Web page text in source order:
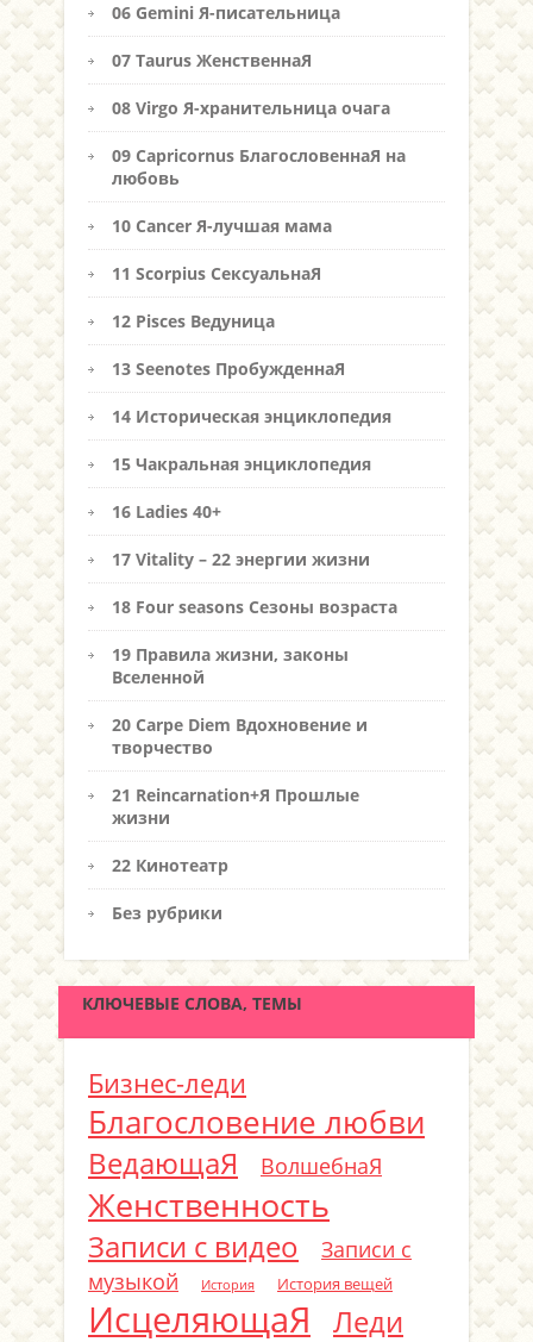
06 Gemini Я-писательница
07 Taurus ЖенственнаЯ
08 Virgo Я-хранительница очага
09 Capricornus БлагословеннаЯ на
любовь
10 Cancer Я-лучшая мама
11 Scorpius СексуальнаЯ
12 Pisces Ведуница
13 Seenotes ПробужденнаЯ
14 Историческая энциклопедия
15 Чакральная энциклопедия
16 Ladies 40+
17 Vitality – 22 энергии жизни
18 Four seasons Сезоны возраста
19 Правила жизни, законы
Вселенной
20 Carpe Diem Вдохновение и
творчество
21 Reincarnation+Я Прошлые
жизни
22 Кинотеатр
Без рубрики
КЛЮЧЕВЫЕ СЛОВА, ТЕМЫ
Бизнес-леди
Благословение любви
ВедающаЯ ВолшебнаЯ
Женственность
Записи с видео
Записи с
музыкой
История История вещей
ИсцеляющаЯ
Леди